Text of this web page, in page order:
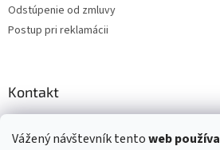
Vážený návštevník tentoweb používa
Odstúpenie od zmluvy
Postup pri reklamácii
Kontakt